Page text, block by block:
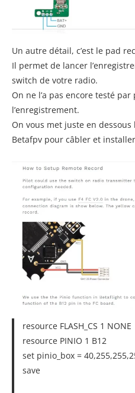
Un autre détail, c’est le pad
Il permet de lancer
switch de votre radio.
On ne l’a pas encore testé
l’enregistrement.
On vous met juste en
Betafpv pour câbler et
resource FLASH_CS 1 NONE
resource PINIO 1 B12
set pinio_box =
save